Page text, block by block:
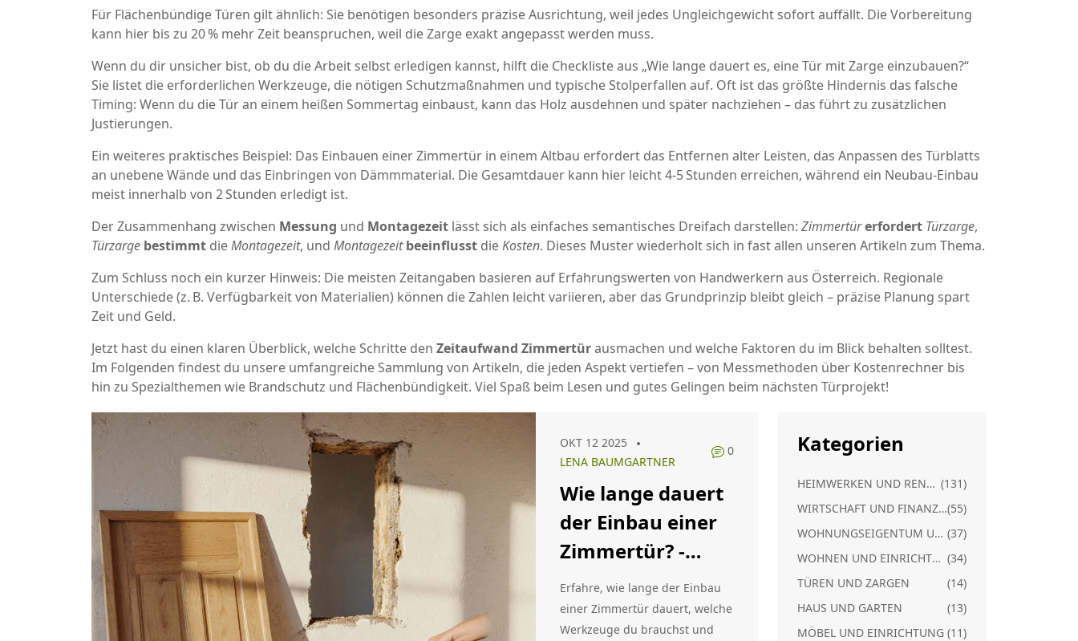
Für Flächenbündige Türen gilt ähnlich: Sie benötigen besonders präzise Ausrichtung, weil jedes Ungleichgewicht sofort auffällt. Die Vorbereitung
kann hier bis zu 20 % mehr Zeit beanspruchen, weil die Zarge exakt angepasst werden muss.
Wenn du dir unsicher bist, ob du die Arbeit selbst erledigen kannst, hilft die Checkliste aus „Wie lange dauert es, eine Tür mit Zarge einzubauen?“
Sie listet die erforderlichen Werkzeuge, die nötigen Schutzmaßnahmen und typische Stolperfallen auf. Oft ist das größte Hindernis das falsche
Timing: Wenn du die Tür an einem heißen Sommertag einbaust, kann das Holz ausdehnen und später nachziehen – das führt zu zusätzlichen
Justierungen.
Ein weiteres praktisches Beispiel: Das Einbauen einer Zimmertür in einem Altbau erfordert das Entfernen alter Leisten, das Anpassen des Türblatts
an unebene Wände und das Einbringen von Dämmmaterial. Die Gesamtdauer kann hier leicht 4‑5 Stunden erreichen, während ein Neubau‑Einbau
meist innerhalb von 2 Stunden erledigt ist.
Der Zusammenhang zwischen Messung und Montagezeit lässt sich als einfaches semantisches Dreifach darstellen: Zimmertürerfordert Türzarge,
Türzarge bestimmt dieMontagezeit, und Montagezeit beeinflusst dieKosten. Dieses Muster wiederholt sich in fast allen unseren Artikeln zum Thema.
Zum Schluss noch ein kurzer Hinweis: Die meisten Zeitangaben basieren auf Erfahrungswerten von Handwerkern aus Österreich. Regionale
Unterschiede (z. B. Verfügbarkeit von Materialien) können die Zahlen leicht variieren, aber das Grundprinzip bleibt gleich – präzise Planung spart
Zeit und Geld.
Jetzt hast du einen klaren Überblick, welche Schritte den Zeitaufwand Zimmertürausmachen und welche Faktoren du im Blick behalten solltest.
Im Folgenden findest du unsere umfangreiche Sammlung von Artikeln, die jeden Aspekt vertiefen – von Messmethoden über Kostenrechner bis
hin zu Spezialthemen wie Brandschutz und Flächenbündigkeit. Viel Spaß beim Lesen und gutes Gelingen beim nächsten Türprojekt!
OKT 12 2025
LENA BAUMGARTNER
0
Wie lange dauert
der Einbau einer
Zimmertür? -
Zeitrahmen &
praktische Tipps
Erfahre, wie lange der Einbau
einer Zimmertür dauert, welche
Werkzeuge du brauchst und
Kategorien
HEIMWERKEN UND RENOVIERUNG (131)
WIRTSCHAFT UND FINANZEN(55)
WOHNUNGSEIGENTUM UND RECHT (37)
WOHNEN UND EINRICHTUNG (34)
TÜREN UND ZARGEN
(14)
HAUS UND GARTEN
(13)
MÖBEL UND EINRICHTUNG (11)